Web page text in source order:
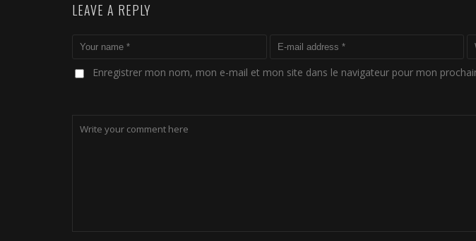
LEAVE A REPLY
Enregistrer mon nom, mon e-mail et mon site dans le navigateur pour mon